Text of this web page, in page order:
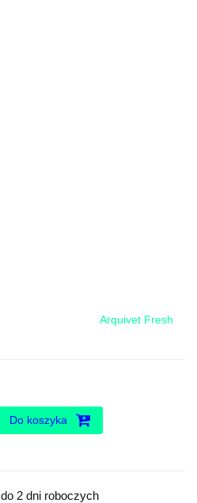
Arquivet Fresh
Do koszyka
do 2 dni roboczych